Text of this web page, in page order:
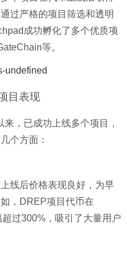
过严格的项目筛选和透明
成功孵化了多个优质项
等。
目表现
，已成功上线多个项目，
个方面：
线后价格表现良好，为早
，DREP项目代币在
过300%，吸引了大量用户